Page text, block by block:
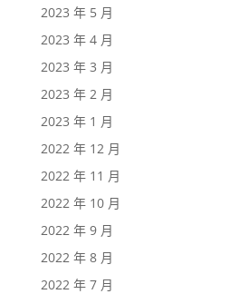
2023 年 5 月
2023 年 4 月
2023 年 3 月
2023 年 2 月
2023 年 1 月
2022 年 12 月
2022 年 11 月
2022 年 10 月
2022 年 9 月
2022 年 8 月
2022 年 7 月